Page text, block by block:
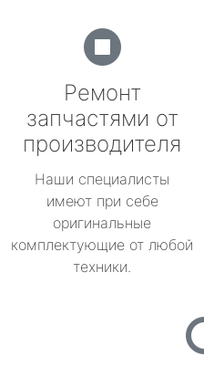
Ремонт
запчастями от
производителя
Наши специалисты
имеют при себе
оригинальные
комплектующие от любой
техники.